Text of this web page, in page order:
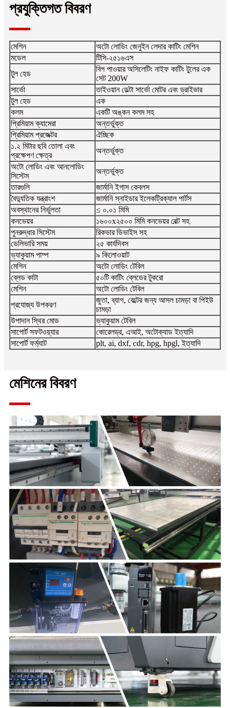
প্রযুক্তিগত বিবরণ
মেশিন
অটো লোডিং জেনুইন লেদার কাটিং মেশিন
মডেল
টিসি-২৫১৬এস
টুল হেড
বিগ পাওয়ার অসিলেটিং নাইফ কাটিং টুলের এক
সেট 200W
সার্ভো
তাইওয়ান ডেল্টা সার্ভো মোটর এবং ড্রাইভার
টুল হেড
এক
কলম
একটি অঙ্কন কলম সহ
প্রিমিয়াম ক্যামেরা
অন্তর্ভুক্ত
প্রিমিয়াম প্রজেক্টর
ঐচ্ছিক
১.২ মিটার ছবি তোলা এবং
প্রক্ষেপণ ক্ষেত্র
অন্তর্ভুক্ত
অটো লোডিং এবং আনলোডিং
সিস্টেম
অন্তর্ভুক্ত
তারগুলি
জার্মানি ইগাস কেবলস
বৈদ্যুতিক যন্ত্রাংশ
জার্মানি স্নাইডার ইলেকট্রিক্যাল পার্টস
অবস্থানের নির্ভুলতা
≤ ০.০১ মিমি
কনভেয়র
১৬০০x২৫০০ মিমি কনভেয়র বেল্ট সহ
পুনরুদ্ধার সিস্টেম
রিকভার ডিভাইস সহ
ডেলিভারি সময়
২৫ কার্যদিবস
ভ্যাকুয়াম পাম্প
৯ কিলোওয়াট
মেশিন
অটো লোডিং টেবিল
ব্লেড কাটা
৫০টি কাটিং ব্লেডের টুকরো
মেশিন
অটো লোডিং টেবিল
প্রযোজ্য উপকরণ
জুতা, ব্যাগ, বেল্টের জন্য আসল চামড়া বা পিইউ
চামড়া
উপাদান স্থির মোড
ভ্যাকুয়াম টেবিল
সাপোর্ট সফটওয়্যার
কোরেলড্র, এআই, অটোক্যাড ইত্যাদি
সাপোর্ট ফর্ম্যাট
plt, ai, dxf, cdr, hpg, hpgl, ইত্যাদি
মেশিনের বিবরণ